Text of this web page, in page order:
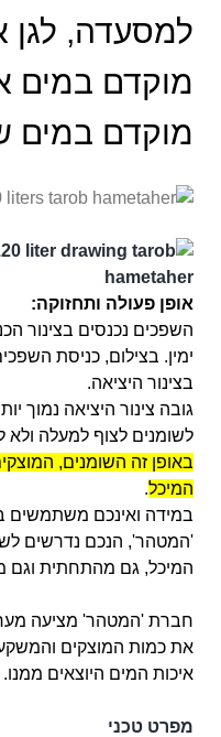
למסעדה, לגן
מוקדם במים
מוקדם במים
אופן פעולה ותחזוקה:
השפכים נכנסים בצינור
ימין. בצילום, כניסת
בצינור היציאה.
גובה צינור היציאה נמוך
לשומנים לצוף למעלה ולא
באופן זה השומנים,
המיכל.
במידה ואינכם משתמשים
'המטהר', הנכם נדרשים
המיכל, גם מהתחתית וגם
חברת 'המטהר' מציעה
את כמות המוצקים
איכות המים היוצאים ממנו.
מפרט טכני